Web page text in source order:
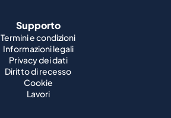
Supporto
Termini e condizioni
Informazioni legali
Privacy dei dati
Diritto di recesso
Cookie
Lavori